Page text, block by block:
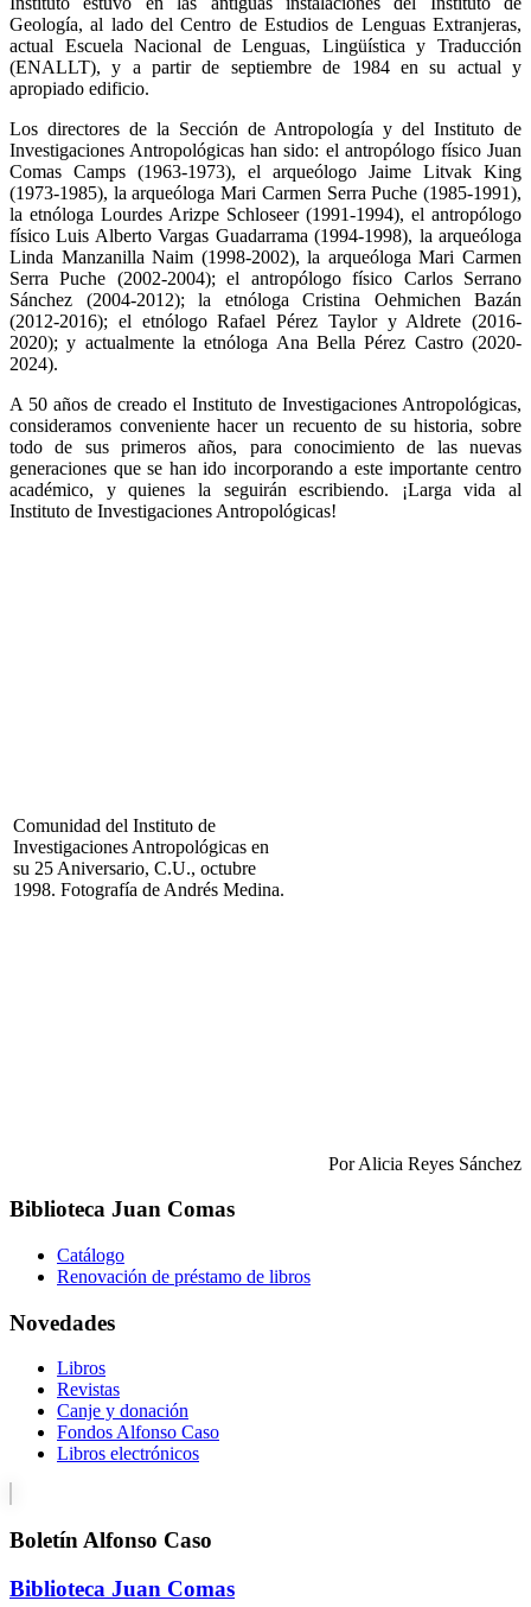
Geología, al lado del Centro de Estudios de Lenguas Extranjeras,
actual Escuela Nacional de Lenguas, Lingüística y Traducción
(ENALLT), y a partir de septiembre de 1984 en su actual y
apropiado edificio.
Los directores de la Sección de Antropología y del Instituto de
Investigaciones Antropológicas han sido: el antropólogo físico Juan
Comas Camps (1963-1973), el arqueólogo Jaime Litvak King
(1973-1985), la arqueóloga Mari Carmen Serra Puche (1985-1991),
la etnóloga Lourdes Arizpe Schloseer (1991-1994), el antropólogo
físico Luis Alberto Vargas Guadarrama (1994-1998), la arqueóloga
Linda Manzanilla Naim (1998-2002), la arqueóloga Mari Carmen
Serra Puche (2002-2004); el antropólogo físico Carlos Serrano
Sánchez (2004-2012); la etnóloga Cristina Oehmichen Bazán
(2012-2016); el etnólogo Rafael Pérez Taylor y Aldrete (2016-
2020); y actualmente la etnóloga Ana Bella Pérez Castro (2020-
2024).
A 50 años de creado el Instituto de Investigaciones Antropológicas,
consideramos conveniente hacer un recuento de su historia, sobre
todo de sus primeros años, para conocimiento de las nuevas
generaciones que se han ido incorporando a este importante centro
académico, y quienes la seguirán escribiendo. ¡Larga vida al
Instituto de Investigaciones Antropológicas!
Comunidad del Instituto de
Investigaciones Antropológicas en
su 25 Aniversario, C.U., octubre
1998. Fotografía de Andrés Medina.
Por Alicia Reyes Sánchez
Biblioteca Juan Comas
Catálogo
Renovación de préstamo de libros
Novedades
Libros
Revistas
Canje y donación
Fondos Alfonso Caso
Libros electrónicos
Boletín Alfonso Caso
Biblioteca Juan Comas